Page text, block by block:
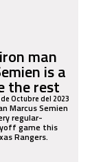
man
is a
the rest
Octubre del 2023
Marcus Semien
regular-
game this
Rangers.